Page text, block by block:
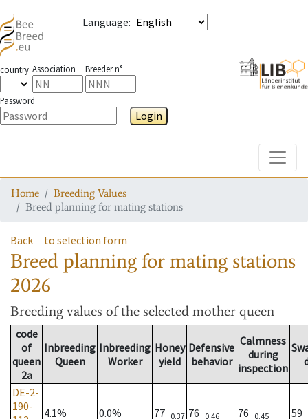
Language:
country Association Breeder n°
Password
Login
Home
Breeding Values
Breed planning for mating stations
Back to selection form
Breed planning for mating stations
2026
Breeding values of the selected mother queen
code
of
queen
2a
Inbreeding
Queen
Inbreeding
Worker
Honey
yield
Defensive
behavior
Calmness
during
inspection
DE-2-
190-
4.1% 0.0% 77 0.37 76 0.46 76 0.45 59